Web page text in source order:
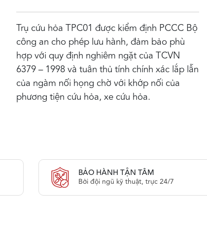
Trụ cứu hỏa TPC01 được kiểm định PCCC Bộ
công an cho phép lưu hành, đảm bảo phù
hợp với quy định nghiêm ngặt của TCVN
6379 – 1998 và tuân thủ tính chính xác lắp lẫn
của ngàm nối họng chờ với khớp nối của
phương tiện cứu hỏa, xe cứu hỏa.
BẢO HÀNH TẬN TÂM
Bởi đội ngũ kỹ thuật, trực 24/7